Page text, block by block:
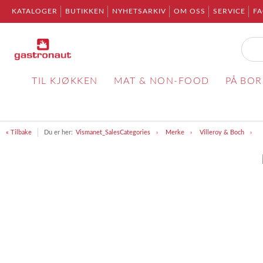
KATALOGER BUTIKKEN NYHETSARKIV OM OSS SERVICE
TIL KJØKKEN MAT & NON-FOOD PÅ
« Tilbake Du er her: Vismanet_SalesCategories Merke Villeroy & Boch